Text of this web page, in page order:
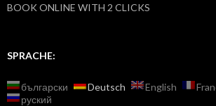
BOOK ONLINE WITH 2 CLICKS
SPRACHE:
български Deutsch English
руский